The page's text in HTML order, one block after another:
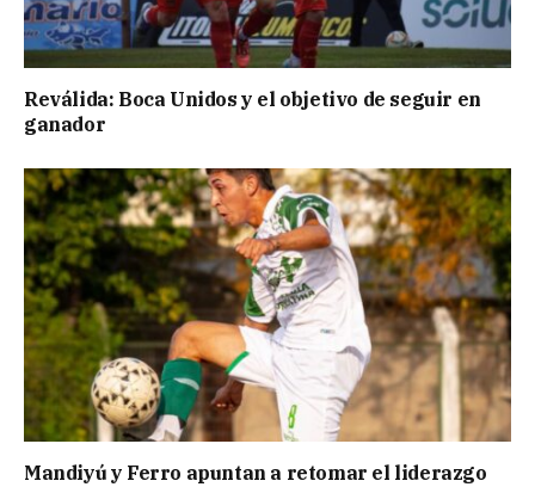
Reválida: Boca Unidos y el objetivo de seguir en
ganador
Mandiyú y Ferro apuntan a retomar el liderazgo